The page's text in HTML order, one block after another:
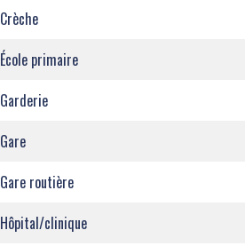
Crèche
École primaire
Garderie
Gare
Gare routière
Hôpital/clinique